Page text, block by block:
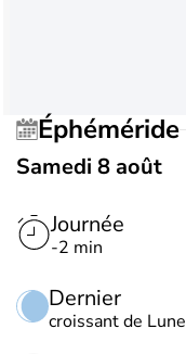
Éphéméride
Samedi 8 août
Journée
-2 min
Dernier
croissant de Lune